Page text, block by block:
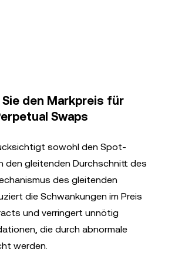
den Markpreis für
Swaps
sowohl den Spot-
den gleitenden Durchschnitt des
des gleitenden
die Schwankungen im Preis
und verringert unnötig
die durch abnormale
werden.